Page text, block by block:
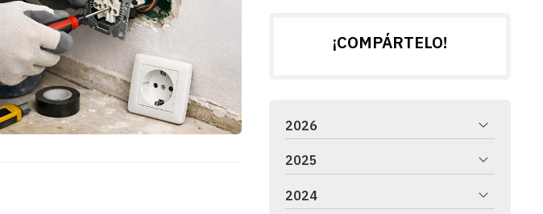
¡COMPÁRTELO!
2026
2025
2024